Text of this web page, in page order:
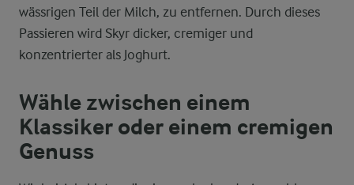
wässrigen Teil der Milch, zu entfernen. Durch dieses
Passieren wird Skyr dicker, cremiger und
konzentrierter als Joghurt.
Wähle zwischen einem
Klassiker oder einem cremigen
Genuss